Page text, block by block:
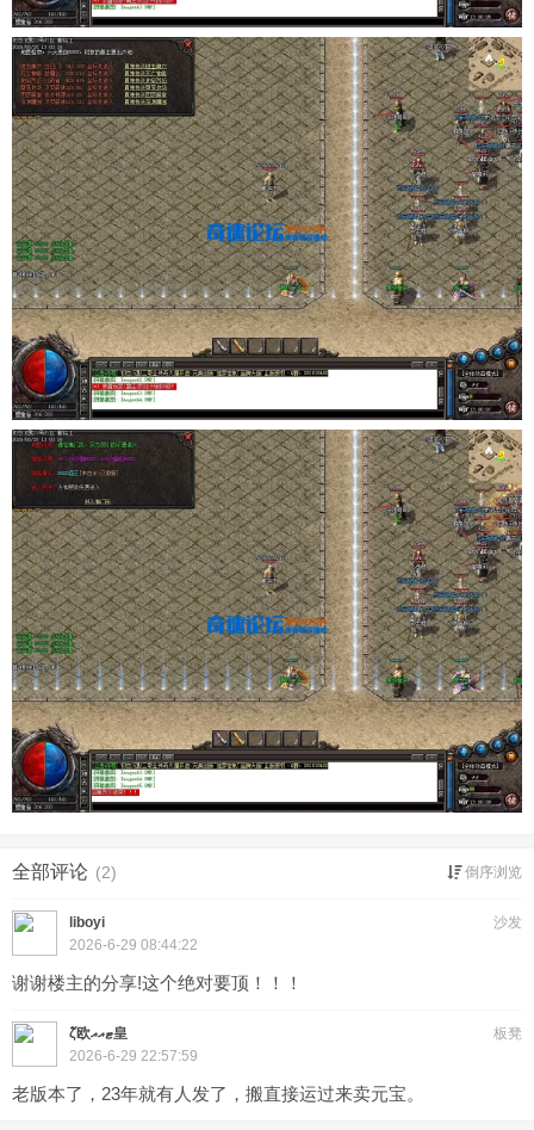
全部评论 (2) 倒序浏览
沙发
liboyi
2026-6-29 08:44:22
谢谢楼主的分享!这个绝对要顶！！！
板凳
ζั欧ޓއއ皇
2026-6-29 22:57:59
老版本了，23年就有人发了，搬直接运过来卖元宝。